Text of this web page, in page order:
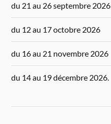
du 21 au 26 septembre 2026
du 12 au 17 octobre 2026
du 16 au 21 novembre 2026
du 14 au 19 décembre 2026.